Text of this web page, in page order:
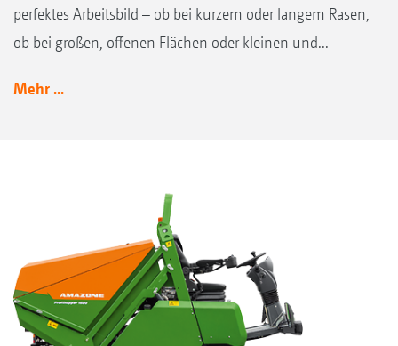
perfektes Arbeitsbild – ob bei kurzem oder langem Rasen,
ob bei großen, offenen Flächen oder kleinen und...
Mehr ...